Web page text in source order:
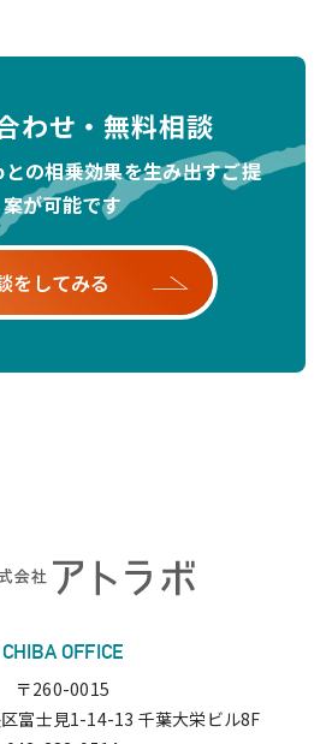
わせ・無料相談
の相乗効果を生み出すご提
案が可能です
CHIBA OFFICE
〒260-0015
富士見1-14-13 千葉大栄ビル8F